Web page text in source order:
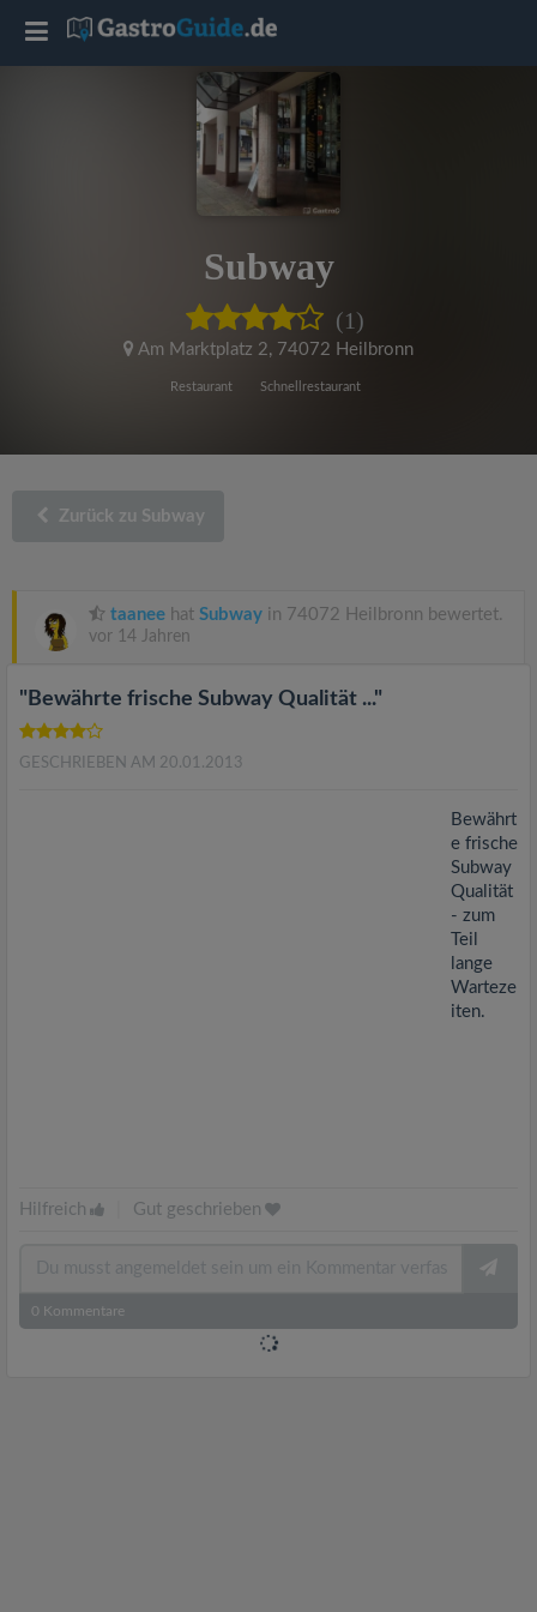
Subway
(1)
Am Marktplatz 2, 74072 Heilbronn
Restaurant Schnellrestaurant
Zurück zu Subway
taanee hat Subway in 74072 Heilbronn bewertet.
vor 14 Jahren
"Bewährte frische Subway Qualität ..."
GESCHRIEBEN AM 20.01.2013
Bewährt
e frische
Subway
Qualität
- zum
Teil
lange
Warteze
iten.
Hilfreich Gut geschrieben
0 Kommentare
T
a